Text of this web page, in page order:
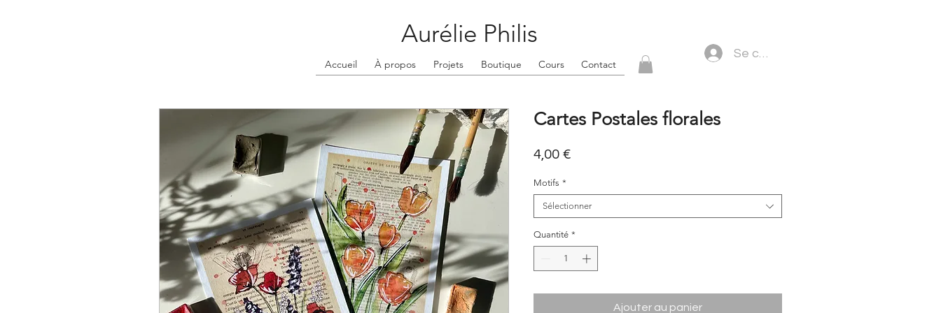
Aurélie Philis
Accueil À propos Projets Boutique Cours Contact
Se connecter
Cartes Postales florales
4,00 €Prix
Motifs *
Sélectionner
Quantité *
Ajouter au panier